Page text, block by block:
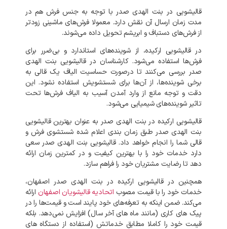
قالیشویی در بنت الهدی صدر با توجه به جنس فرش هم در
مدت زمان ارسال آن نقش دارد. معمولا فرش‌های ماشینی زودتر
از فرش‌های دستباف و ابریشم تحویل داده می‌شوند.
در قالیشویی ارکیده، از شوینده‌های استاندارد و بی‌ضرر برای
فرش‌ها استفاده می‌شود. کارشناسان در قالیشویی بنت الهدی
صدر بررسی می‌کنند تا درصورت حساسیت الیاف یک قالی به
برخی شوینده‌ها، از آن‌ها برای شستشویش استفاده نشود. این
دقت و توجه مانع از وارد آمدن آسیب به الیاف فرش‌ها تحت
تاثیر شوینده‌های شیمیایی می‌شود.
قالیشویی ارکیده در بنت الهدی صدر به عنوان بهترین قالیشویی
بنت الهدی صدر طبق زمان بندی اعلام شده شستشوی فرش و
قالی شما را انجام خواهد داد. قالیشویی بنت الهدی صدر سعی
دارد خدمات خود را با بهترین کیفیت و در کمترین زمان ارائه
دهد تا رضایت مشتریان خود را فراهم سازد.
همچنین در قالیشویی ارکیده در بنت الهدی صدر اصفهان،
خدمات خود را با قیمت مصوب اتحادیه قالیشویان اصفهان ارائه
می‌کند. ضمن اینکه به تعرفه‌های خود پایند است و قیمت‌ها را در
پیک‌ های کاری (مانند ماه‌ های آخر سال) افزایش نمی‌دهد. بلکه
قیمت خود را کاملا مطابق خدماتش (استفاده از دستگاه های